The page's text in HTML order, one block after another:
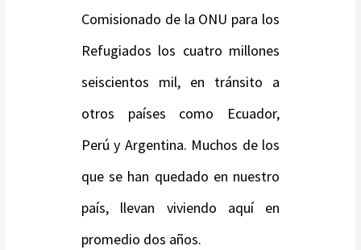
Comisionado de la ONU para los
Refugiados los cuatro millones
seiscientos mil, en tránsito a
otros países como Ecuador,
Perú y Argentina. Muchos de los
que se han quedado en nuestro
país, llevan viviendo aquí en
promedio dos años.